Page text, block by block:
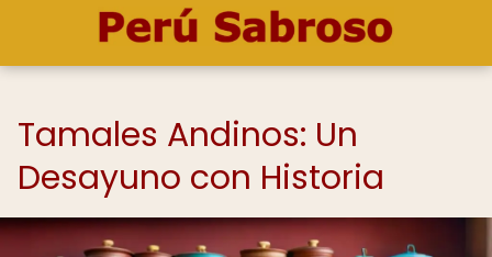
Tamales Andinos: Un
Desayuno con Historia